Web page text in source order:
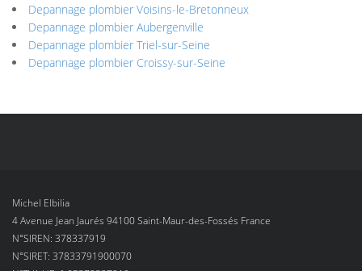
Depannage plombier Voisins-le-Bretonneux
Depannage plombier Aubergenville
Depannage plombier Triel-sur-Seine
Depannage plombier Croissy-sur-Seine
Michel Elbilia
4 Avenue Jean Jaurés 94100 Saint-Maur-des-Fossés France
N°SIREN: 378337919
N°SIRET: 37833791900070